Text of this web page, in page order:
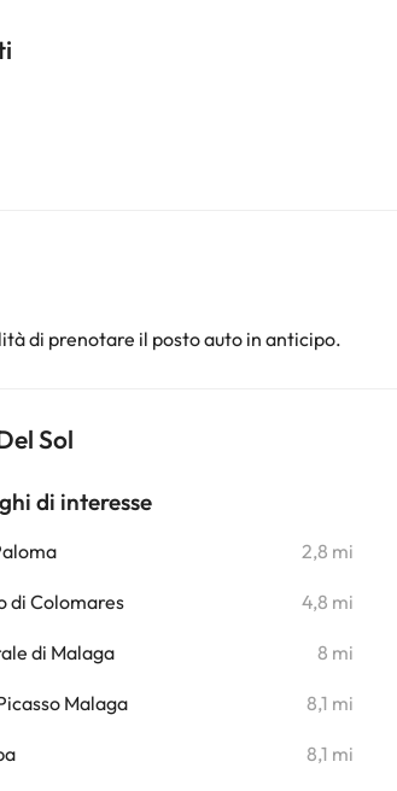
di prenotare il posto auto in anticipo.
Sol
di interesse
2,8 mi
di Colomares 4,8 mi
di Malaga 8 mi
Malaga 8,1 mi
8,1 mi